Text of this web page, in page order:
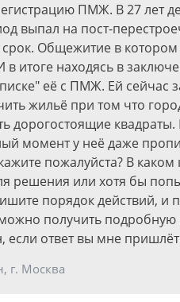
ПМЖ. В 27 лет
выпал на пост-
Общежитие в
в итоге находясь в
её с ПМЖ. Ей сейчас
жильё при том что
дорогостоящие
момент у неё даже
пожалуйста? В
решения или хотя бы
порядок действий, и
получить
если ответ вы мне
г. Москва